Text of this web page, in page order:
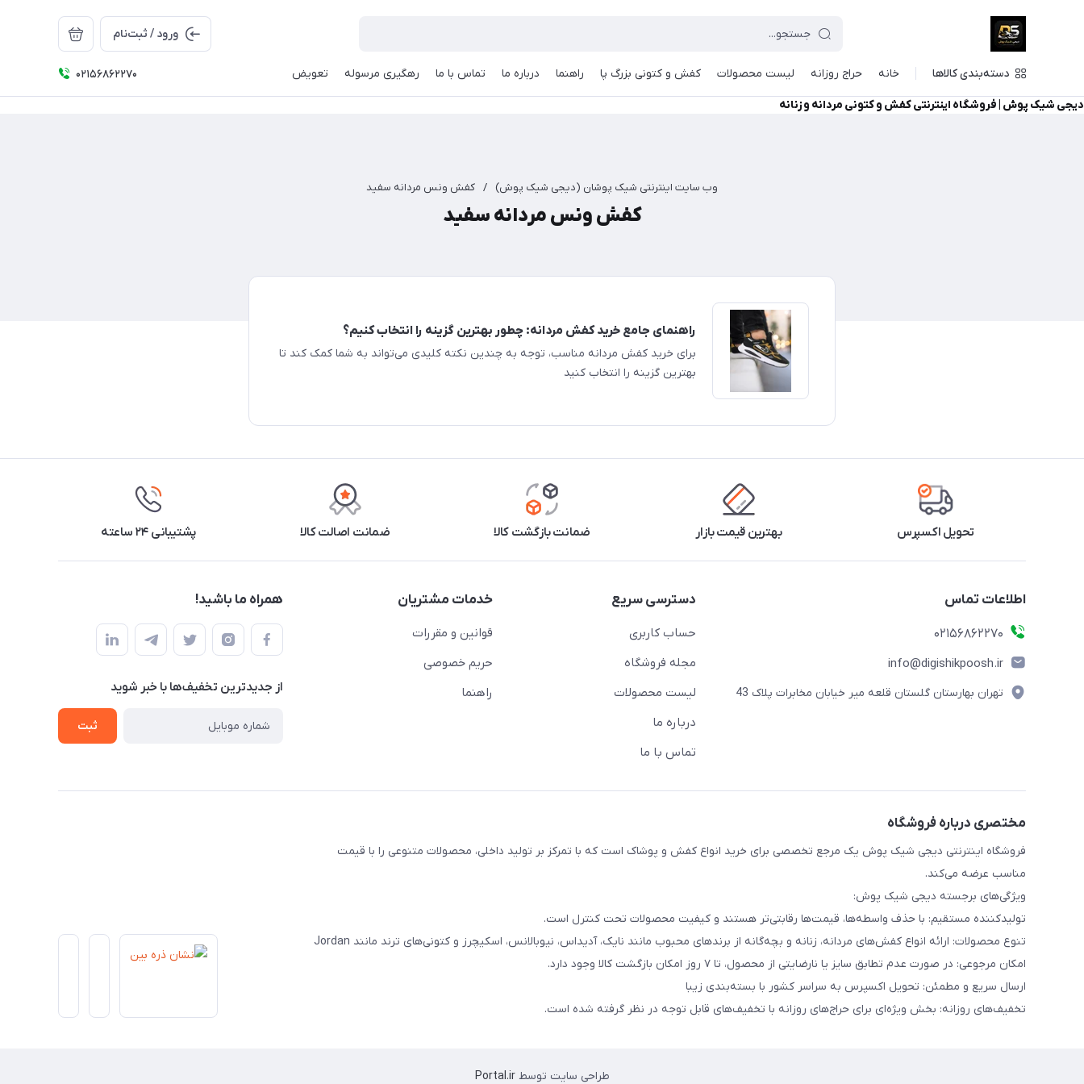
ورود / ثبت‌نام
دسته‌بندی کالاها خانه حراج روزانه لیست محصولات کفش و کتونی بزرگ پا راهنما درباره ما تماس با ما رهگیری مرسوله تعویض
02156862270
دیجی شیک پوش | فروشگاه اینترنتی کفش و کتونی مردانه و زنانه
وب سایت اینترنتی شیک پوشان (دیجی شیک پوش) / کفش ونس مردانه سفید
کفش ونس مردانه سفید
راهنمای جامع خرید کفش مردانه: چطور بهترین گزینه را انتخاب کنیم؟
برای خرید کفش مردانه مناسب، توجه به چندین نکته کلیدی می‌تواند به شما کمک کند تا
بهترین گزینه را انتخاب کنید
تحویل اکسپرس بهترین قیمت بازار ضمانت بازگشت کالا ضمانت اصالت کالا پشتیبانی ۲۴ ساعته
اطلاعات تماس
02156862270
info@digishikpoosh.ir
تهران بهارستان گلستان قلعه میر خیابان مخابرات پلاک 43
دسترسی سریع
حساب کاربری
مجله فروشگاه
لیست محصولات
درباره ما
تماس با ما
خدمات مشتریان
قوانین و مقررات
حریم خصوصی
راهنما
همراه ما باشید!
از جدید‌ترین تخفیف‌ها با‌ خبر شوید
ثبت
مختصری درباره فروشگاه
فروشگاه اینترنتی دیجی شیک پوش یک مرجع تخصصی برای خرید انواع کفش و پوشاک است که با تمرکز بر تولید داخلی، محصولات متنوعی را با قیمت
مناسب عرضه می‌کند.
ویژگی‌های برجسته دیجی شیک پوش:
تولیدکننده مستقیم: با حذف واسطه‌ها، قیمت‌ها رقابتی‌تر هستند و کیفیت محصولات تحت کنترل است.
تنوع محصولات: ارائه انواع کفش‌های مردانه، زنانه و بچه‌گانه از برندهای محبوب مانند نایک، آدیداس، نیوبالانس، اسکیچرز و کتونی‌های ترند مانند Jordan
امکان مرجوعی: در صورت عدم تطابق سایز یا نارضایتی از محصول، تا ۷ روز امکان بازگشت کالا وجود دارد.
ارسال سریع و مطمئن: تحویل اکسپرس به سراسر کشور با بسته‌بندی زیبا
تخفیف‌های روزانه: بخش ویژه‌ای برای حراج‌های روزانه با تخفیف‌های قابل توجه در نظر گرفته شده است.
طراحی سایت توسطPortal.ir